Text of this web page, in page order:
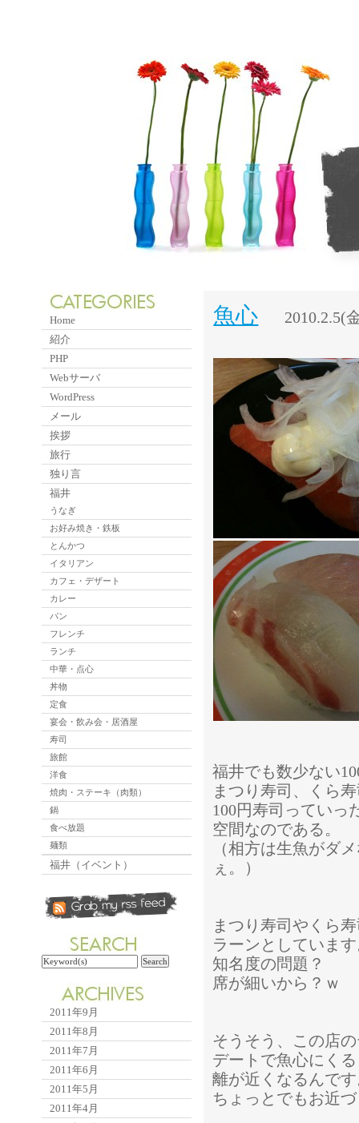
魚心 2010.2.5(
福井でも数少ない
まつり寿司、くら
100円寿司っていっ
空間なのである。
（相方は生魚がダ
ぇ。）
まつり寿司やくら
ラーンとしていま
知名度の問題？
席が細いから？ｗ
そうそう、この店
デートで魚心にく
離が近くなるんで
ちょっとでもお近
Home
紹介
PHP
Webサーバ
WordPress
メール
挨拶
旅行
独り言
福井
うなぎ
お好み焼き・鉄板
とんかつ
イタリアン
カフェ・デザート
カレー
パン
フレンチ
ランチ
中華・点心
丼物
定食
宴会・飲み会・居酒屋
寿司
旅館
洋食
焼肉・ステーキ（肉類）
鍋
食べ放題
麺類
福井（イベント）
2011年9月
2011年8月
2011年7月
2011年6月
2011年5月
2011年4月